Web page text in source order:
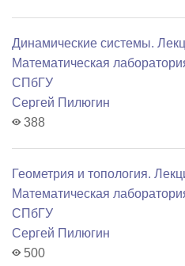
Динамические системы.
Математичеcкая
СПбГУ
Сергей Пилюгин
388
Геометрия и топология.
Математичеcкая
СПбГУ
Сергей Пилюгин
500